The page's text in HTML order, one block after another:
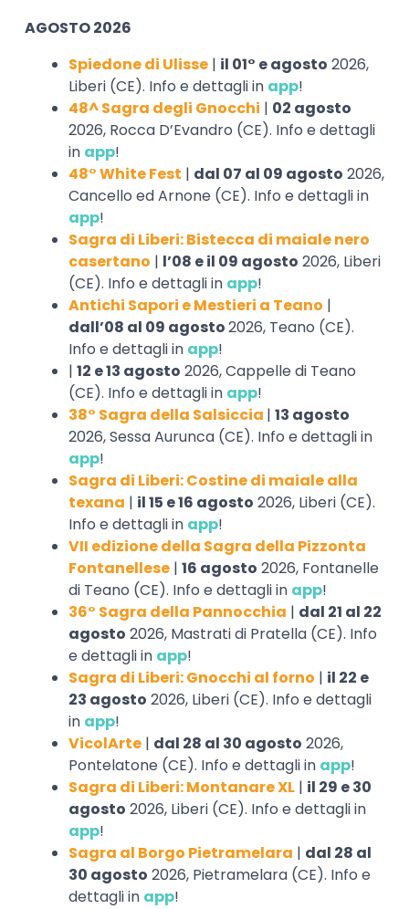
AGOSTO 2026
Spiedone di Ulisse | il 01° e agosto 2026,
Liberi (CE). Info e dettagli in app!
48^ Sagra degli Gnocchi | 02 agosto
2026, Rocca D’Evandro (CE). Info e dettagli
in app!
48° White Fest | dal 07 al 09 agosto 2026,
Cancello ed Arnone (CE). Info e dettagli in
app!
Sagra di Liberi: Bistecca di maiale nero
casertano | l’08 e il 09 agosto 2026, Liberi
(CE). Info e dettagli in app!
Antichi Sapori e Mestieri a Teano |
dall’08 al 09 agosto2026, Teano (CE).
Info e dettagli in app!
| 12 e 13 agosto 2026, Cappelle di Teano
(CE). Info e dettagli in app!
38° Sagra della Salsiccia | 13 agosto
2026, Sessa Aurunca (CE). Info e dettagli in
app!
Sagra di Liberi: Costine di maiale alla
texana | il 15 e 16 agosto 2026, Liberi (CE).
Info e dettagli in app!
VII edizione della Sagra della Pizzonta
Fontanellese | 16 agosto 2026, Fontanelle
di Teano (CE). Info e dettagli in app!
36° Sagra della Pannocchia | dal 21 al 22
agosto 2026, Mastrati di Pratella (CE). Info
e dettagli in app!
Sagra di Liberi: Gnocchi al forno | il 22 e
23 agosto 2026, Liberi (CE). Info e dettagli
in app!
VicolArte | dal 28 al 30 agosto 2026,
Pontelatone (CE). Info e dettagli in app!
Sagra di Liberi: Montanare XL | il 29 e 30
agosto 2026, Liberi (CE). Info e dettagli in
app!
Sagra al Borgo Pietramelara | dal 28 al
30 agosto 2026, Pietramelara (CE). Info e
dettagli in app!